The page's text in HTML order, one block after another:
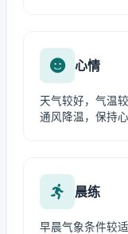
心情
天气较好，气温
通风降温，保持
晨练
早晨气象条件较